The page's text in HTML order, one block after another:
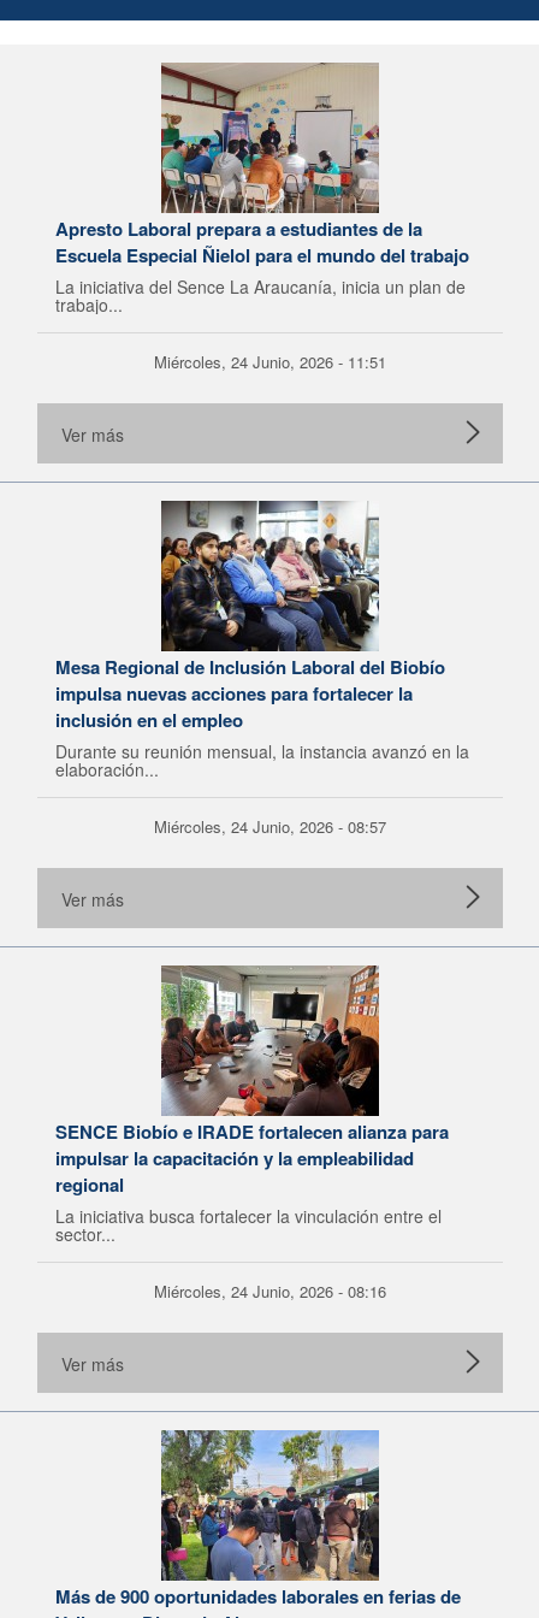
Apresto Laboral prepara a estudiantes de la
Escuela Especial Ñielol para el mundo del trabajo
La iniciativa del Sence La Araucanía, inicia un plan de
trabajo...
Miércoles, 24 Junio, 2026 - 11:51
Ver más
Mesa Regional de Inclusión Laboral del Biobío
impulsa nuevas acciones para fortalecer la
inclusión en el empleo
Durante su reunión mensual, la instancia avanzó en la
elaboración...
Miércoles, 24 Junio, 2026 - 08:57
Ver más
SENCE Biobío e IRADE fortalecen alianza para
impulsar la capacitación y la empleabilidad
regional
La iniciativa busca fortalecer la vinculación entre el
sector...
Miércoles, 24 Junio, 2026 - 08:16
Ver más
Más de 900 oportunidades laborales en ferias de